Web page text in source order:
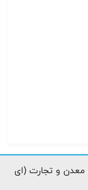
و تجارت (ای